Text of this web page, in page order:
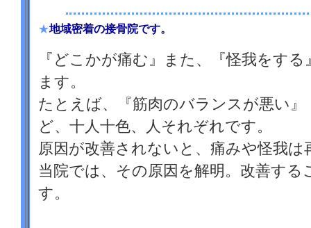
★地域密着の接骨院です。
『どこかが痛む』また、『怪我をす
ます。
たとえば、『筋肉のバランスが悪い
ど、十人十色、人それぞれです。
原因が改善されないと、痛みや怪我は
当院では、その原因を解明。改善す
す。